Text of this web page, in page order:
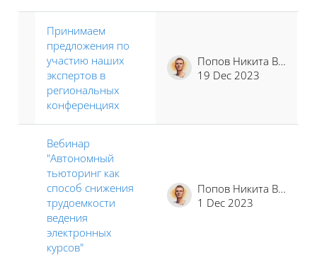
Принимаем
предложения по
участию наших
экспертов в
региональных
конференциях
Попов Никита Владимирович
19 Dec 2023
Вебинар
"Автономный
тьюторинг как
способ снижения
трудоемкости
ведения
электронных
курсов"
Попов Никита Владимирович
1 Dec 2023